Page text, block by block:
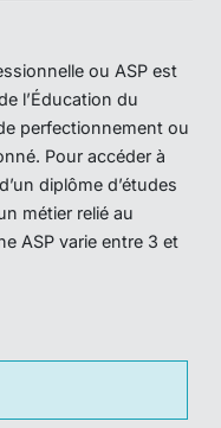
ou ASP est
l’Éducation du
perfectionnement ou
Pour accéder à
diplôme d’études
métier relié au
ASP varie entre 3 et